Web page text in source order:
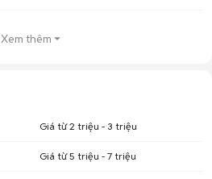
Xem thêm
Giá từ 2 triệu - 3 triệu
Giá từ 5 triệu - 7 triệu